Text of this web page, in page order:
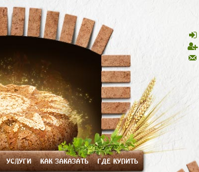
УСЛУГИ КАК ЗАКАЗАТЬ ГДЕ КУПИТЬ